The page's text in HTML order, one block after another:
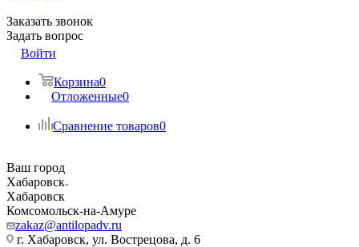
Заказать звонок
Задать вопрос
Войти
Корзина0
Отложенные0
Сравнение товаров0
Ваш город
Хабаровск
Хабаровск
Комсомольск-на-Амуре
zakaz@antilopadv.ru
г. Хабаровск, ул. Вострецова, д. 6